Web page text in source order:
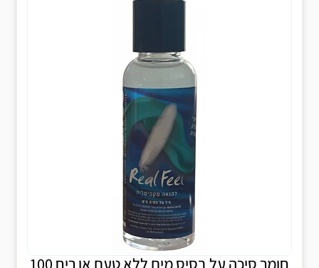
חומר סיכה על בסיס מים ללא טעם או ריח 100